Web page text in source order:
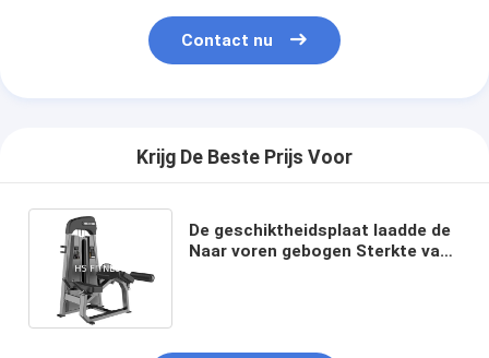
Contact nu
Krijg De Beste Prijs Voor
De geschiktheidsplaat laadde de
Naar voren gebogen Sterkte van